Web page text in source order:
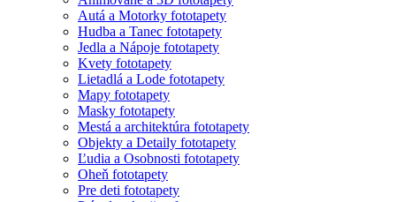
Autá a Motorky fototapety
Hudba a Tanec fototapety
Jedla a Nápoje fototapety
Kvety fototapety
Lietadlá a Lode fototapety
Mapy fototapety
Masky fototapety
Mestá a architektúra fototapety
Objekty a Detaily fototapety
Ľudia a Osobnosti fototapety
Oheň fototapety
Pre deti fototapety